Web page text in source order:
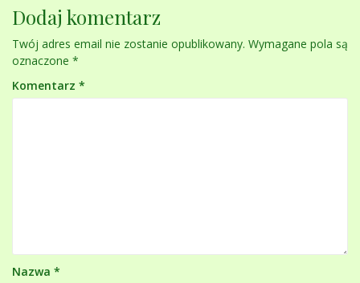
Dodaj komentarz
Twój adres email nie zostanie opublikowany. Wymagane pola są
oznaczone *
Komentarz *
Nazwa *